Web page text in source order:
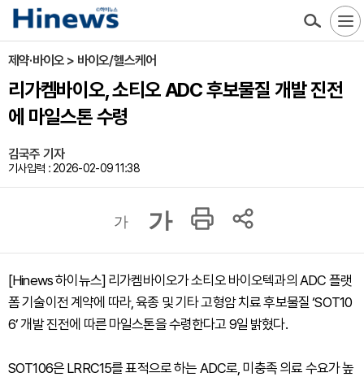
제약·바이오 > 바이오/헬스케어
리가켐바이오, 소티오 ADC 후보물질 개발 진전
에 마일스톤 수령
김국주 기자
기사입력 : 2026-02-09 11:38
가 가
[Hinews 하이뉴스] 리가켐바이오가 소티오 바이오텍과의 ADC 플랫
폼 기술이전 계약에 따라, 육종 및 기타 고형암 치료 후보물질 ‘SOT10
6’ 개발 진전에 따른 마일스톤을 수령한다고 9일 밝혔다.
SOT106은 LRRC15를 표적으로 하는 ADC로, 미충족 의료 수요가 높